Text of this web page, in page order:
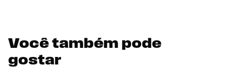
Você também pode
gostar